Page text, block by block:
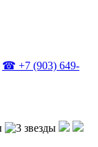
☎ +7 (903) 649-